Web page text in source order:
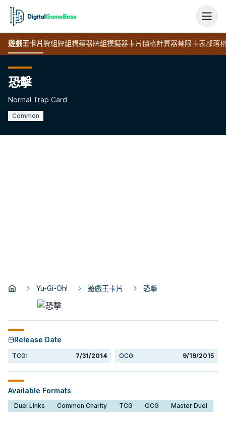
遊戲王卡片牌組牌組構築器牌組模擬器卡片價格計算器禁限卡表部落
恐擊
Normal Trap Card
Common
Yu-Gi-Oh! 遊戲王卡片 恐擊
Release Date
TCG: 7/31/2014 OCG: 9/19/2015
Available Formats
Duel Links Common Charity TCG OCG Master Duel